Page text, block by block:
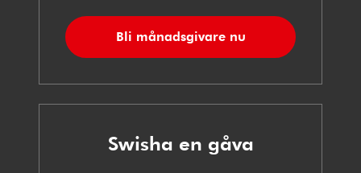
Bli månadsgivare nu
Swisha en gåva